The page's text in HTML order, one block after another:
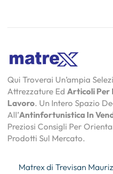
Qui Troverai Un’ampia
Attrezzature Ed Articoli Per
Lavoro. Un Intero Spazio
All’Antinfortunistica In
Preziosi Consigli Per
Prodotti Sul Mercato.
Matrex di Trevisan